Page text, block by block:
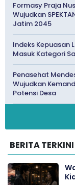
Formasy Praja
Wujudkan
Jatim 2045
Indeks Kepuasan
Masuk Kategori
Penasehat
Wujudkan
Potensi Desa
BERITA TERKINI